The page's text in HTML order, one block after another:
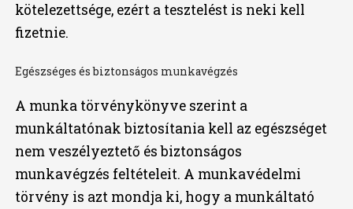
kötelezettsége, ezért a tesztelést is neki kell
fizetnie.
Egészséges és biztonságos munkavégzés
A munka törvénykönyve szerint a
munkáltatónak biztosítania kell az egészséget
nem veszélyeztető és biztonságos
munkavégzés feltételeit. A munkavédelmi
törvény is azt mondja ki, hogy a munkáltató